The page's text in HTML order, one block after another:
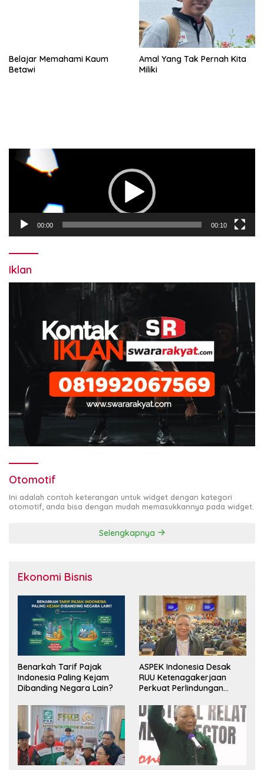
Belajar Memahami Kaum
Betawi
Amal Yang Tak Pernah Kita
Miliki
Pemutar
Video
00:00 00:10
Iklan
Otomotif
Ini adalah contoh keterangan untuk widget dengan kategori
otomotif, anda bisa dengan mudah memasukkannya pada widget.
Selengkapnya
Ekonomi Bisnis
Benarkah Tarif Pajak
Indonesia Paling Kejam
Dibanding Negara Lain?
ASPEK Indonesia Desak
RUU Ketenagakerjaan
Perkuat Perlindungan
Pesangon